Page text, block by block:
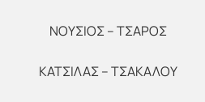
ΝΟΥΣΙΟΣ – ΤΣΑΡΟΣ
ΚΑΤΣΙΛΑΣ – ΤΣΑΚΑΛΟΥ